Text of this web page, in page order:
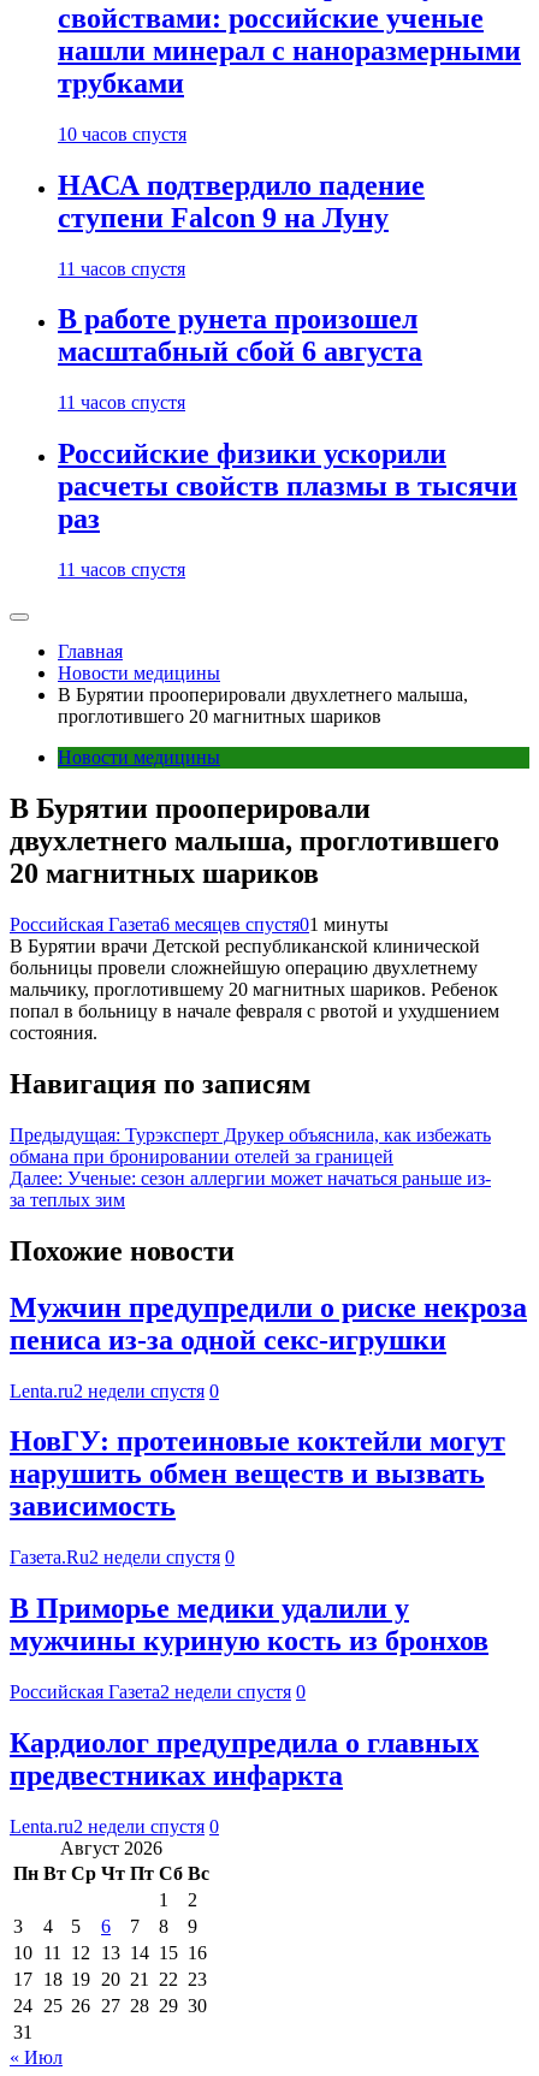
свойствами: российские ученые
нашли минерал с наноразмерными
трубками
10 часов спустя
НАСА подтвердило падение
ступени Falcon 9 на Луну
11 часов спустя
В работе рунета произошел
масштабный сбой 6 августа
11 часов спустя
Российские физики ускорили
расчеты свойств плазмы в тысячи
раз
11 часов спустя
Главная
Новости медицины
В Бурятии прооперировали двухлетнего малыша,
проглотившего 20 магнитных шариков
Новости медицины
В Бурятии прооперировали
двухлетнего малыша, проглотившего
20 магнитных шариков
Российская Газета6 месяцев спустя01 минуты
В Бурятии врачи Детской республиканской клинической
больницы провели сложнейшую операцию двухлетнему
мальчику, проглотившему 20 магнитных шариков. Ребенок
попал в больницу в начале февраля с рвотой и ухудшением
состояния.
Навигация по записям
Предыдущая: Турэксперт Друкер объяснила, как избежать
обмана при бронировании отелей за границей
Далее: Ученые: сезон аллергии может начаться раньше из-
за теплых зим
Похожие новости
Мужчин предупредили о риске некроза
пениса из-за одной секс-игрушки
Lenta.ru2 недели спустя 0
НовГУ: протеиновые коктейли могут
нарушить обмен веществ и вызвать
зависимость
Газета.Ru2 недели спустя 0
В Приморье медики удалили у
мужчины куриную кость из бронхов
Российская Газета2 недели спустя 0
Кардиолог предупредила о главных
предвестниках инфаркта
Lenta.ru2 недели спустя 0
Август 2026
Пн Вт Ср Чт Пт Сб Вс
1
2
3
4 5 6 7 8
9
10 11 12 13 14 15 16
17 18 19 20 21 22 23
24 25 26 27 28 29 30
31
« Июл